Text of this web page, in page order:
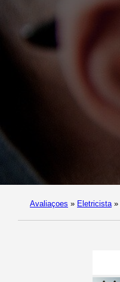
Avaliaçoes » Eletricista »